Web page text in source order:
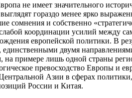
не имеет значительного
гораздо менее ярко
сомнения и собственно
координации усилий между
европейской политики. В
двумя
на примере лишь одной страны
превосходство Европы
Азии в сферах
России и Китая.